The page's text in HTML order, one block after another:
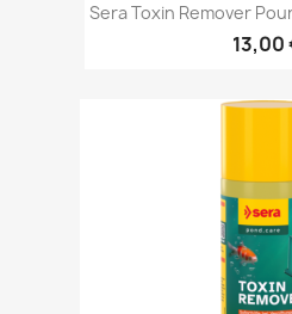
Sera Toxin Remover
13,00